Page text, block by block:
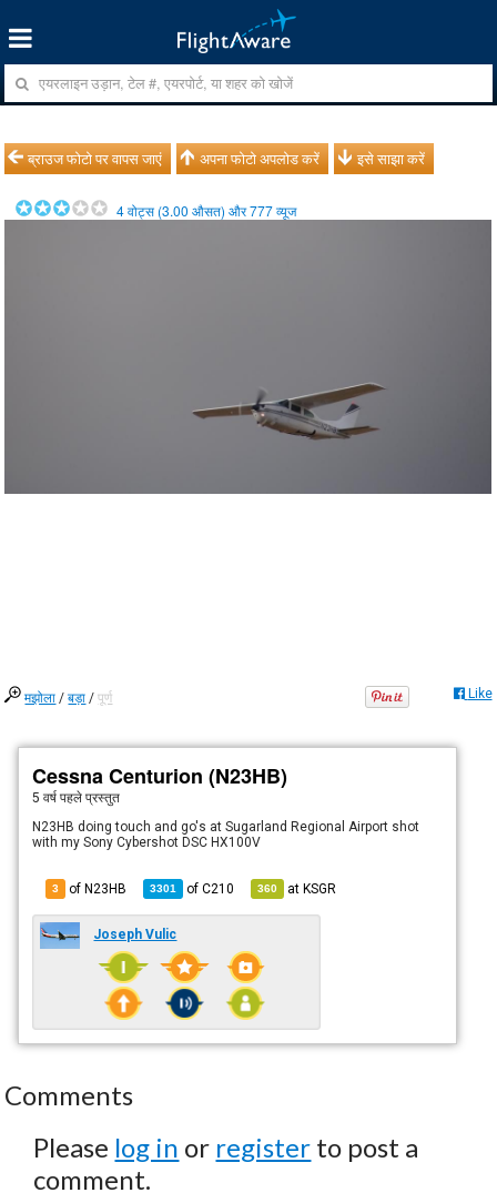
ब्राउज फोटो पर वापस जाएं अपना फोटो अपलोड करें इसे साझा करें
4वोट्स (3.00 औसत) और777व्यूज
मझोला /बड़ा /पूर्ण Like
Cessna Centurion (N23HB)
5 वर्ष पहले प्रस्तुत
N23HB doing touch and go's at Sugarland Regional Airport shot
with my Sony Cybershot DSC HX100V
3 of N23HB 3301 ofC210 360 atKSGR
Joseph Vulic
Comments
Please log in or register to post a
comment.